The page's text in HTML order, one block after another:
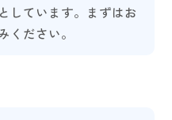
しています。まずはお
ください。